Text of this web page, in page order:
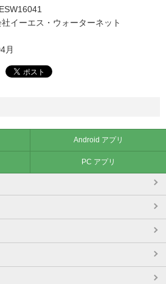
イーエス・ウォーターネット
月
Android アプリ
PC アプリ